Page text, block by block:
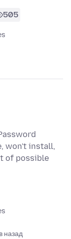
505
won't install,
of possible
назад